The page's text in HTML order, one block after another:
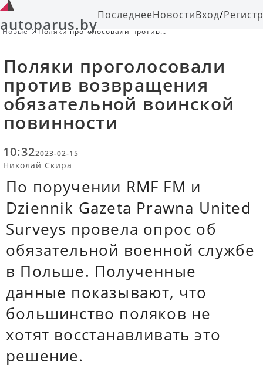
autoparus.byПоследнееНовостиВход/
Новые
Поляки проголосовали против
Поляки проголосовали
против возвращения
обязательной воинской
повинности
10:322023-02-15
Николай Скира
По поручении RMF FM и
Dziennik Gazeta Prawna United
Surveys провела опрос об
обязательной военной службе
в Польше. Полученные
данные показывают, что
большинство поляков не
хотят восстанавливать это
решение.